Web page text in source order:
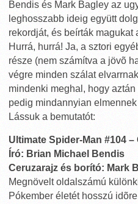
Bendis és Mark Bagley az
leghosszabb ideig együtt
rekordját, és beírták magukat
Hurrá, hurrá! Ja, a sztori
része (nem számítva a jövõ
végre minden szálat
mindenki meghal, hogy
pedig mindannyian
Lássuk a bemutatót:
Ultimate Spider-Man #104
Író: Brian Michael Bendis
Ceruzarajz és borító: Mark
Megnövelt oldalszámú
Pókember életét hosszú